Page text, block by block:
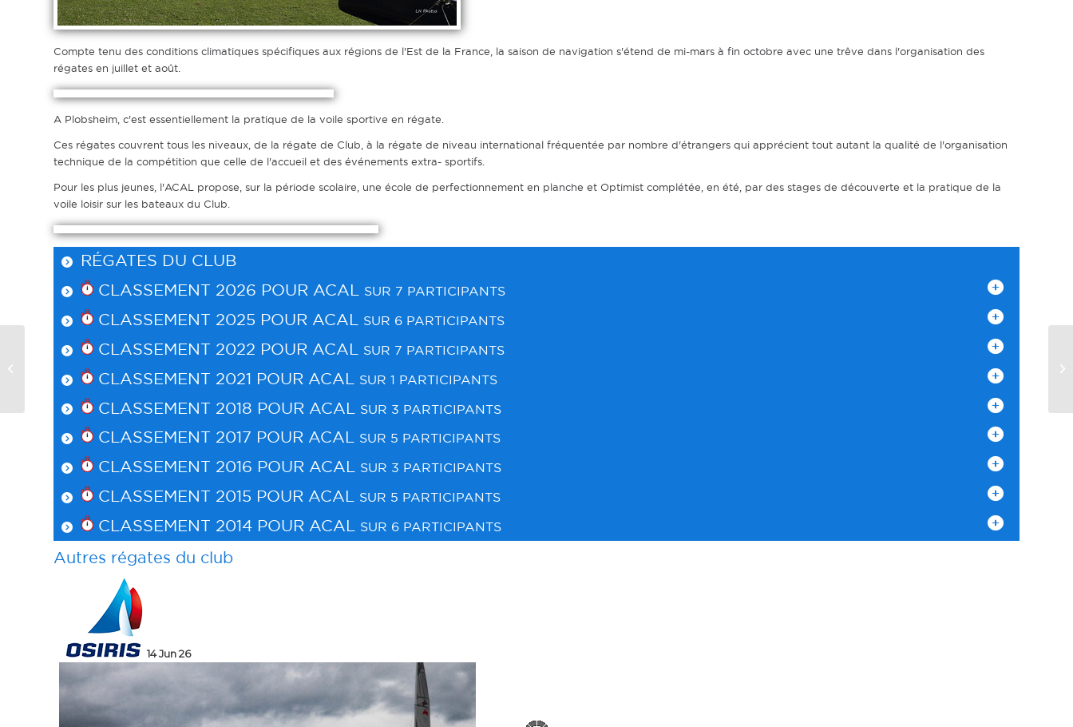
Compte tenu des conditions climatiques spécifiques aux régions de l'Est de la France, la saison de navigation s'étend de mi-mars à fin octobre avec une trêve dans l'organisation des
régates en juillet et août.
A Plobsheim, c'est essentiellement la pratique de la voile sportive en régate.
Ces régates couvrent tous les niveaux, de la régate de Club, à la régate de niveau international fréquentée par nombre d'étrangers qui apprécient tout autant la qualité de l'organisation
technique de la compétition que celle de l'accueil et des événements extra- sportifs.
Pour les plus jeunes, l'ACAL propose, sur la période scolaire, une école de perfectionnement en planche et Optimist complétée, en été, par des stages de découverte et la pratique de la
voile loisir sur les bateaux du Club.
RÉGATES DU CLUB
CLASSEMENT 2026 POUR ACAL SUR 7 PARTICIPANTS
CLASSEMENT 2025 POUR ACAL SUR 6 PARTICIPANTS
CLASSEMENT 2022 POUR ACAL SUR 7 PARTICIPANTS
CLASSEMENT 2021 POUR ACAL SUR 1 PARTICIPANTS
CLASSEMENT 2018 POUR ACAL SUR 3 PARTICIPANTS
CLASSEMENT 2017 POUR ACAL SUR 5 PARTICIPANTS
CLASSEMENT 2016 POUR ACAL SUR 3 PARTICIPANTS
CLASSEMENT 2015 POUR ACAL SUR 5 PARTICIPANTS
CLASSEMENT 2014 POUR ACAL SUR 6 PARTICIPANTS
Autres régates du club
31 May 26
Régate 6 heures de